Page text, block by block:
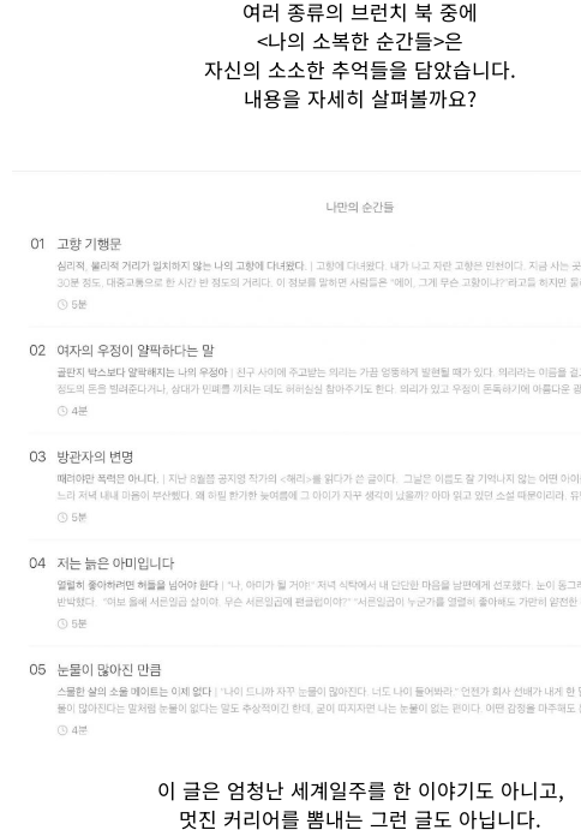
여러 종류의 브런치 북 중에
<나의 소복한 순간들>은
자신의 소소한 추억들을 담았습니다.
내용을 자세히 살펴볼까요?
이 글은 엄청난 세계일주를 한 이야기도 아니고,
멋진 커리어를 뽐내는 그런 글도 아닙니다.